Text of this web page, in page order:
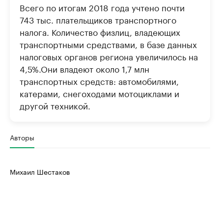
Всего по итогам 2018 года учтено почти
743 тыс. плательщиков транспортного
налога. Количество физлиц, владеющих
транспортными средствами, в базе данных
налоговых органов региона увеличилось на
4,5%.Они владеют около 1,7 млн
транспортных средств: автомобилями,
катерами, снегоходами мотоциклами и
другой техникой.
Авторы
Михаил Шестаков